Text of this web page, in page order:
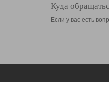
Куда
Если у вас есть